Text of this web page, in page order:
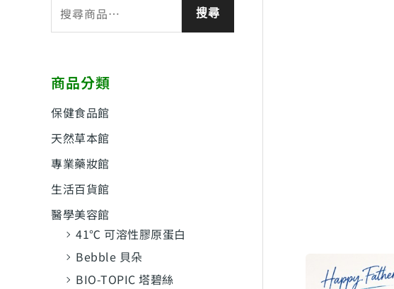
尋
字
搜尋
商品分類
保健食品館
天然草本館
專業藥妝館
生活百貨館
醫學美容館
41℃ 可溶性膠原蛋白
Bebble 貝朵
BIO-TOPIC 塔碧絲